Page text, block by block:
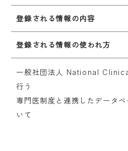
登録される情報の内容
登録される情報の使われ方
一般社団法人 National
行う
専門医制度と連携したデータ
いて